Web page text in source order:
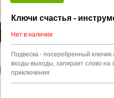
Ключи счастья -
Нет в наличии
Подвеска - посеребренный
входы-выходы, запирает слово на
приключения